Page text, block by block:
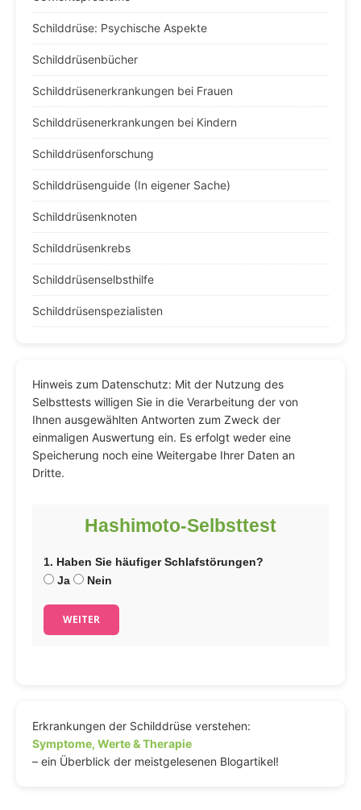
Schilddrüse: Psychische Aspekte
Schilddrüsenbücher
Schilddrüsenerkrankungen bei Frauen
Schilddrüsenerkrankungen bei Kindern
Schilddrüsenforschung
Schilddrüsenguide (In eigener Sache)
Schilddrüsenknoten
Schilddrüsenkrebs
Schilddrüsenselbsthilfe
Schilddrüsenspezialisten
Hinweis zum Datenschutz: Mit der Nutzung des
Selbsttests willigen Sie in die Verarbeitung der von
Ihnen ausgewählten Antworten zum Zweck der
einmaligen Auswertung ein. Es erfolgt weder eine
Speicherung noch eine Weitergabe Ihrer Daten an
Dritte.
Hashimoto-Selbsttest
1. Haben Sie häufiger Schlafstörungen?
Ja
Nein
WEITER
Erkrankungen der Schilddrüse verstehen:
Symptome, Werte & Therapie
– ein Überblick der meistgelesenen Blogartikel!